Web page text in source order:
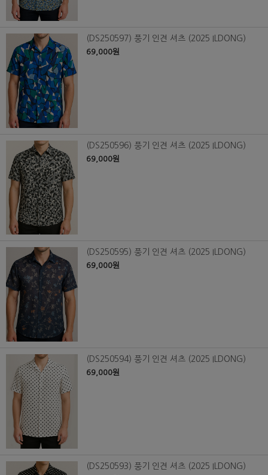
(DS250597) 풍기 인견 셔츠 (2025 ILDONG)
69,000원
(DS250596) 풍기 인견 셔츠 (2025 ILDONG)
69,000원
(DS250595) 풍기 인견 셔츠 (2025 ILDONG)
69,000원
(DS250594) 풍기 인견 셔츠 (2025 ILDONG)
69,000원
(DS250593) 풍기 인견 셔츠 (2025 ILDONG)